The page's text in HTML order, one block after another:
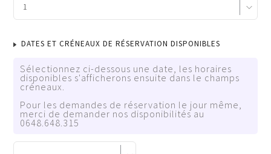
DATES ET CRÉNEAUX DE RÉSERVATION DISPONIBLES
Sélectionnez ci-dessous une date, les horaires
disponibles s'afficherons ensuite dans le champs
créneaux.
Pour les demandes de réservation le jour même,
merci de demander nos disponibilités au
0648.648.315